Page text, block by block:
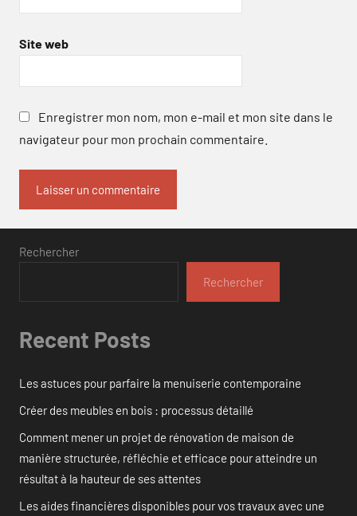
Site web
Enregistrer mon nom, mon e-mail et mon site dans le
navigateur pour mon prochain commentaire.
Rechercher
Rechercher
Recent Posts
Les astuces pour parfaire la menuiserie contemporaine
Créer des meubles en bois : processus détaillé
Comment mener un projet de rénovation de maison de
manière structurée, réfléchie et efficace pour atteindre un
résultat à la hauteur de ses attentes
Les aides financières disponibles pour vos travaux avec une